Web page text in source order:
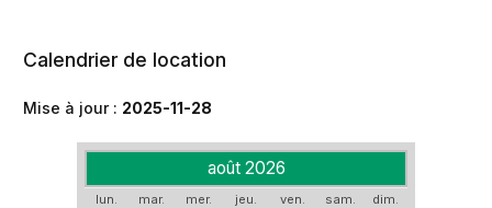
Calendrier de location
Mise à jour : 2025-11-28
août 2026
lun. mar. mer. jeu. ven. sam. dim.